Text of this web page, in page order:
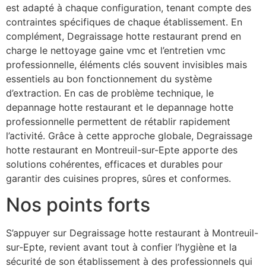
est adapté à chaque configuration, tenant compte des
contraintes spécifiques de chaque établissement. En
complément, Degraissage hotte restaurant prend en
charge le nettoyage gaine vmc et l’entretien vmc
professionnelle, éléments clés souvent invisibles mais
essentiels au bon fonctionnement du système
d’extraction. En cas de problème technique, le
depannage hotte restaurant et le depannage hotte
professionnelle permettent de rétablir rapidement
l’activité. Grâce à cette approche globale, Degraissage
hotte restaurant en Montreuil-sur-Epte apporte des
solutions cohérentes, efficaces et durables pour
garantir des cuisines propres, sûres et conformes.
Nos points forts
S’appuyer sur Degraissage hotte restaurant à Montreuil-
sur-Epte, revient avant tout à confier l’hygiène et la
sécurité de son établissement à des professionnels qui